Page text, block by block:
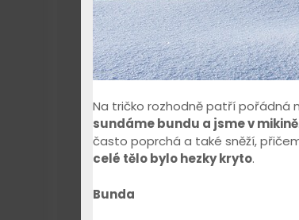
Na tričko rozhodně patří pořádná
sundáme bundu a jsme v mikině
často poprchá a také sněží,
celé tělo bylo hezky kryto.
Bunda